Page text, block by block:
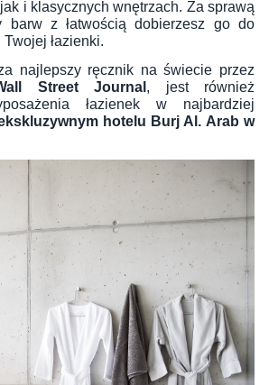
i klasycznych wnętrzach. Za sprawą
barw z łatwością dobierzesz go do
łazienki.
najlepszy ręcznik na świecie przez
Street Journal , jest również
łazienek w najbardziej
hotelu Burj Al. Arab w